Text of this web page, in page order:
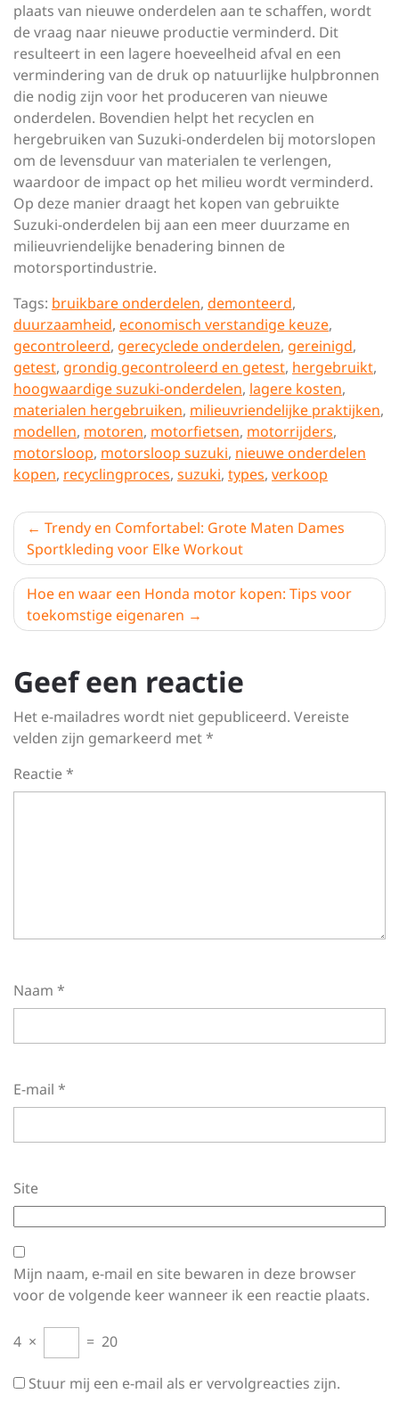
plaats van nieuwe onderdelen aan te schaffen, wordt
de vraag naar nieuwe productie verminderd. Dit
resulteert in een lagere hoeveelheid afval en een
vermindering van de druk op natuurlijke hulpbronnen
die nodig zijn voor het produceren van nieuwe
onderdelen. Bovendien helpt het recyclen en
hergebruiken van Suzuki-onderdelen bij motorslopen
om de levensduur van materialen te verlengen,
waardoor de impact op het milieu wordt verminderd.
Op deze manier draagt het kopen van gebruikte
Suzuki-onderdelen bij aan een meer duurzame en
milieuvriendelijke benadering binnen de
motorsportindustrie.
Tags: bruikbare onderdelen, demonteerd,
duurzaamheid, economisch verstandige keuze,
gecontroleerd, gerecyclede onderdelen, gereinigd,
getest, grondig gecontroleerd en getest, hergebruikt,
hoogwaardige suzuki-onderdelen, lagere kosten,
materialen hergebruiken, milieuvriendelijke praktijken,
modellen, motoren, motorfietsen, motorrijders,
motorsloop, motorsloop suzuki, nieuwe onderdelen
kopen, recyclingproces, suzuki, types, verkoop
Berichtnavigatie
Trendy en Comfortabel: Grote Maten Dames
Sportkleding voor Elke Workout
Hoe en waar een Honda motor kopen: Tips voor
toekomstige eigenaren
Geef een reactie
Het e-mailadres wordt niet gepubliceerd. Vereiste
velden zijn gemarkeerd met*
Reactie*
Naam *
E-mail *
Site
Mijn naam, e-mail en site bewaren in deze browser
voor de volgende keer wanneer ik een reactie plaats.
4 × = 20
Stuur mij een e-mail als er vervolgreacties zijn.